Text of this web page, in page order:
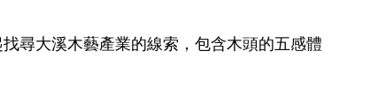
尋大溪木藝產業的線索，包含木頭的五感體